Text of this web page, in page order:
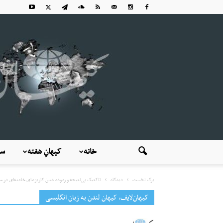
کیهانِ هفته خانه
برگ نخست دیدگاه تاکتیک بی‌نتیجه و زدوده شدن کاریزمای خامنه‌ای در
کیهان‌لایف، کیهان لندن به زبان انگلیسی